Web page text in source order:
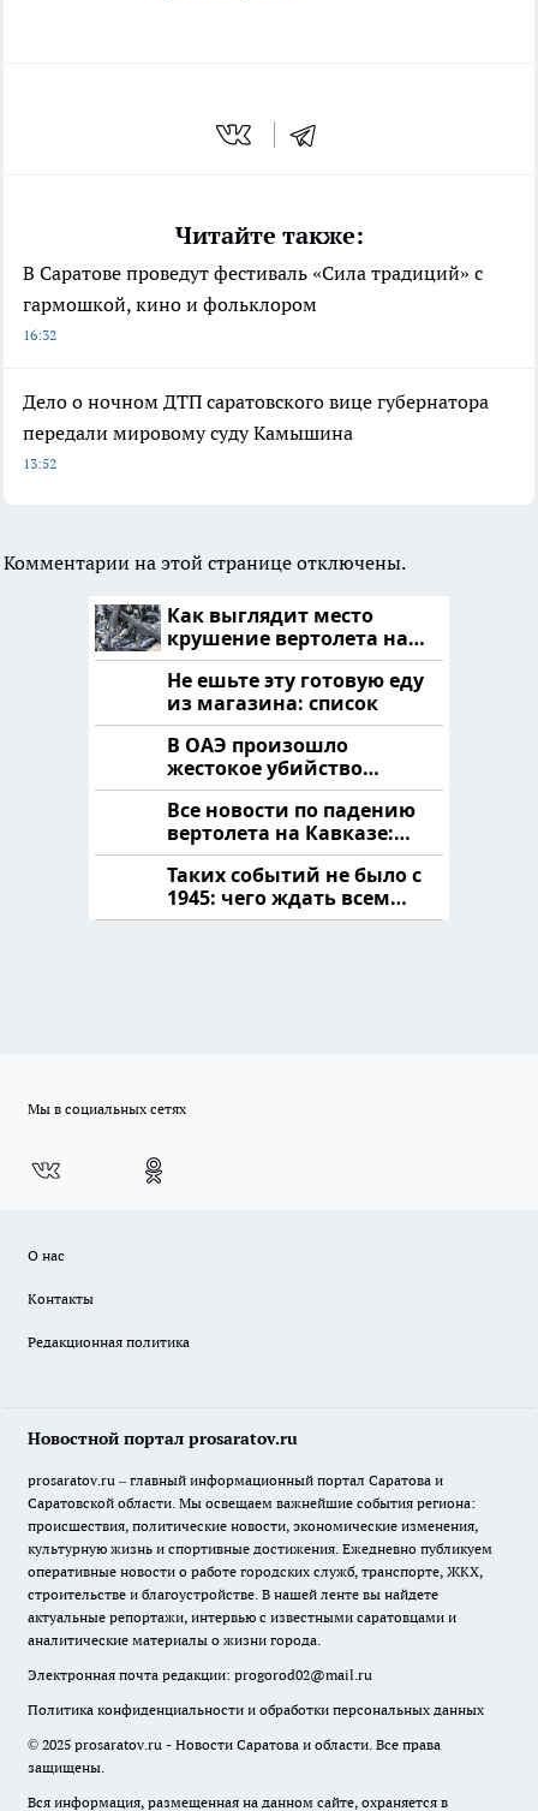
Читайте также:
В Саратове проведут фестиваль «Сила традиций» с
гармошкой, кино и фольклором
16:32
Дело о ночном ДТП саратовского вице губернатора
передали мировому суду Камышина
13:52
Комментарии на этой странице отключены.
Как выглядит место
крушение вертолета на
Кавказе: смотреть
Не ешьте эту готовую еду
из магазина: список
В ОАЭ произошло
жестокое убийство
криптомиллионера
Все новости по падению
вертолета на Кавказе:
читать здесь
Таких событий не было с
1945: чего ждать всем
нам?
Мы в социальных сетях
О нас
Контакты
Редакционная политика
Новостной портал prosaratov.ru
prosaratov.ru – главный информационный портал Саратова и
Саратовской области. Мы освещаем важнейшие события региона:
происшествия, политические новости, экономические изменения,
культурную жизнь и спортивные достижения. Ежедневно публикуем
оперативные новости о работе городских служб, транспорте, ЖКХ,
строительстве и благоустройстве. В нашей ленте вы найдете
актуальные репортажи, интервью с известными саратовцами и
аналитические материалы о жизни города.
Электронная почта редакции: progorod02@mail.ru
Политика конфиденциальности и обработки персональных данных
© 2025 prosaratov.ru - Новости Саратова и области. Все права
защищены.
Вся информация, размещенная на данном сайте, охраняется в